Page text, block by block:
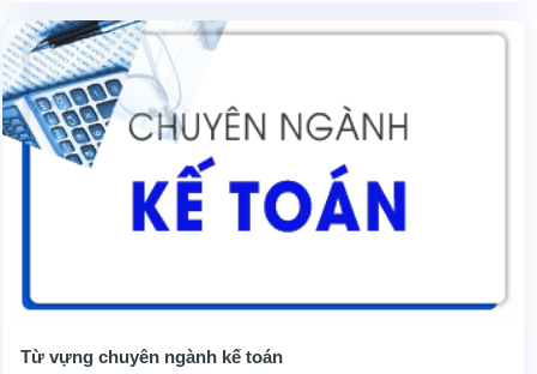
Từ vựng chuyên ngành kế toán